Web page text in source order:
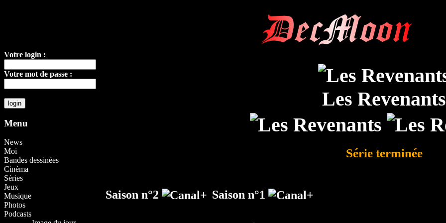
DecMoon
Votre login :
Votre mot de passe :
Menu
News
Moi
Bandes dessinées
Cinéma
Séries
Jeux
Musique
Photos
Podcasts
Les Revenants
Série terminée
Saison n°2 Saison n°1